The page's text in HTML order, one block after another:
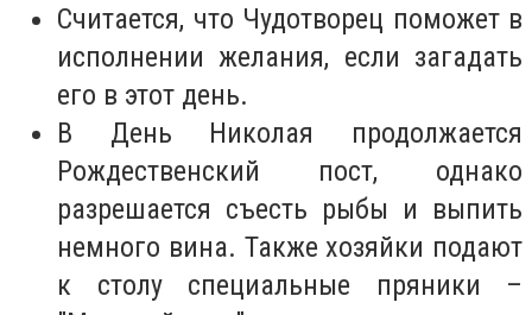
Считается, что Чудотворец поможет в
исполнении желания, если загадать
его в этот день.
В День Николая продолжается
Рождественский пост, однако
разрешается съесть рыбы и выпить
немного вина. Также хозяйки подают
к столу специальные пряники –